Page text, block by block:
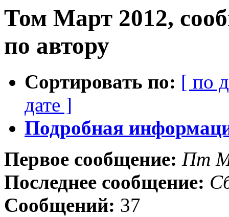
Том Март 2012,
по автору
Сортировать по: [ по
дате ]
Подробная
Первое сообщение: Пт
Последнее сообщение:
Сообщений: 37